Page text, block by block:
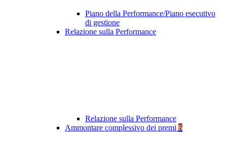
Piano della Performance/Piano esecutivo
di gestione
Relazione sulla Performance
Relazione sulla Performance
Ammontare complessivo dei premi 6